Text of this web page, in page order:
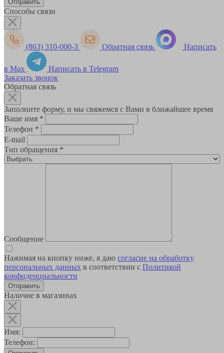
Способы связи
(863) 310-000-3 Обратная связь Написать
в Max
Написать в Telegram
Заказать звонок
Обратная связь
Заполните форму, и мы свяжемся с Вами в ближайшее время
Ваше имя *
Телефон *
E-mail
Тип обращения *
Сообщение
Нажимая на кнопку ниже, я даю согласие на обработку
персональных данных в соответствии с Политикой
конфиденциальности
Наличие в магазинах
Имя:
Телефон: